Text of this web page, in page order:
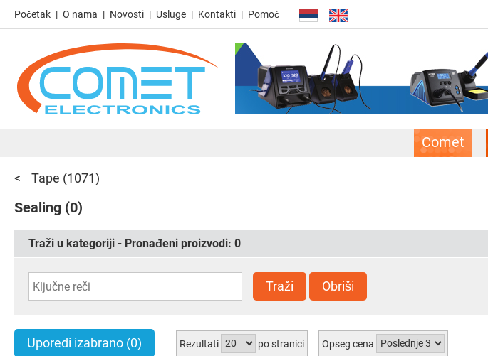
Početak O nama Novosti Usluge Kontakti Pomoć
Comet
Tape (1071)
Sealing (0)
Traži u kategoriji - Pronađeni proizvodi: 0
Traži Obriši
Uporedi izabrano (0) Rezultati po stranici Opseg cena